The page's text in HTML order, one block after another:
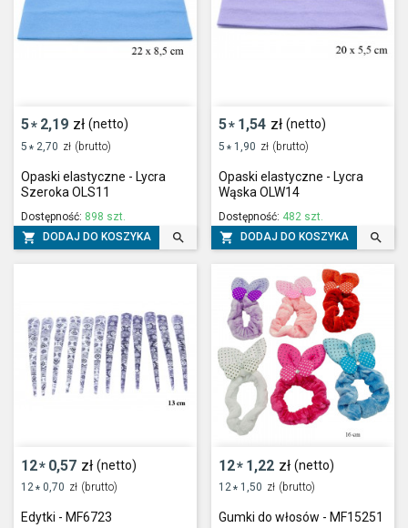
5* 2,19 zł (netto)
5 * 2,70 zł (brutto)
Opaski elastyczne - Lycra
Szeroka OLS11
Dostępność: 898 szt.
 DODAJ DO KOSZYKA 
5* 1,54 zł (netto)
5 * 1,90 zł (brutto)
Opaski elastyczne - Lycra
Wąska OLW14
Dostępność: 482 szt.
 DODAJ DO KOSZYKA 
12* 0,57 zł (netto)
12* 0,70 zł (brutto)
Edytki - MF6723
12* 1,22 zł (netto)
12* 1,50 zł (brutto)
Gumki do włosów - MF15251